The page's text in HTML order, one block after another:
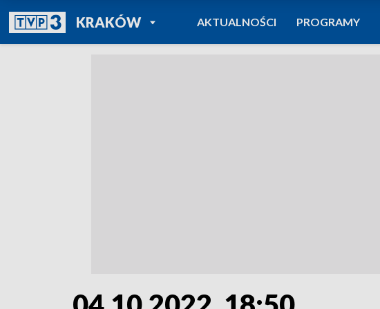
KRAKÓWPOWRÓT DO
TVP REGIONY
AKTUALNOŚCI PROGRAMY